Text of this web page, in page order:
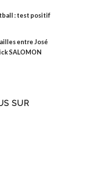
: test positif
entre José
SALOMON
SUR